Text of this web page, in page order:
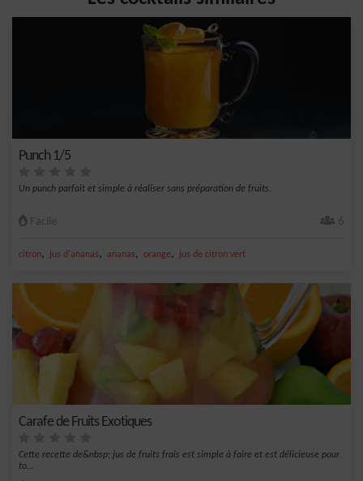
Punch 1/5
Un punch parfait et simple à réaliser sans préparation de fruits.
Facile 6
citron, jus d'ananas, ananas, orange, jus de citron vert
Carafe de Fruits Exotiques
Cette recette de&nbsp; jus de fruits frais est simple à faire et est délicieuse pour
to...